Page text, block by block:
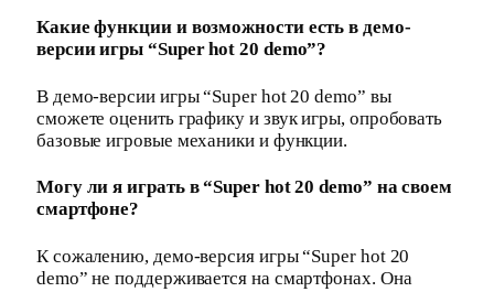
Какие функции и возможности есть в демо-
версии игры “Super hot 20 demo”?
В демо-версии игры “Super hot 20 demo” вы
сможете оценить графику и звук игры, опробовать
базовые игровые механики и функции.
Могу ли я играть в “Super hot 20 demo” на своем
смартфоне?
К сожалению, демо-версия игры “Super hot 20
demo” не поддерживается на смартфонах. Она